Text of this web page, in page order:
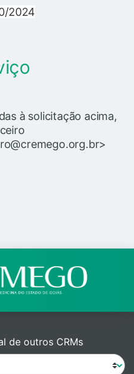
2024
à solicitação acima,
de outros CRMs